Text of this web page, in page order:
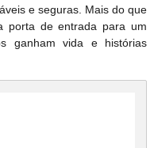
e seguras. Mais do que
porta de entrada para um
ganham vida e histórias